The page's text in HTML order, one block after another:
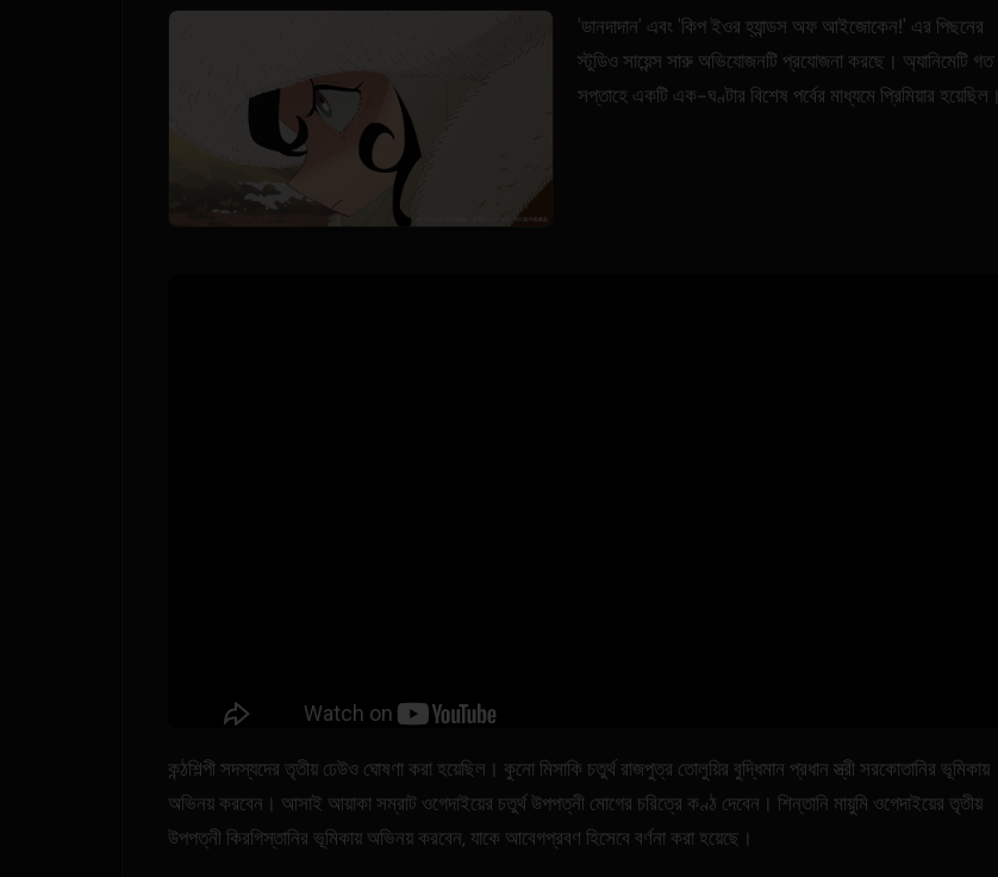
'ডানদাদান' এবং 'কিপ ইওর হ্যান্ডস অফ আইজোকেন!' এর পিছনের
স্টুডিও সায়েন্স সারু অভিযোজনটি প্রযোজনা করছে। অ্যানিমেটি গত
সপ্তাহে একটি এক-ঘণ্টার বিশেষ পর্বের মাধ্যমে প্রিমিয়ার হয়েছিল।
কন্ঠশিল্পী সদস্যদের তৃতীয় ঢেউও ঘোষণা করা হয়েছিল। কুনো মিসাকি চতুর্থ রাজপুত্র তোলুয়ির বুদ্ধিমান প্রধান স্ত্রী সরকোতানির ভূমিকায়
অভিনয় করবেন। আসাই আয়াকা সম্রাট ওগেদাইয়ের চতুর্থ উপপত্নী মোগের চরিত্রে কণ্ঠ দেবেন। শিন্তানি মায়ুমি ওগেদাইয়ের তৃতীয়
উপপত্নী কিরগিস্তানির ভূমিকায় অভিনয় করবেন, যাকে আবেগপ্রবণ হিসেবে বর্ণনা করা হয়েছে।